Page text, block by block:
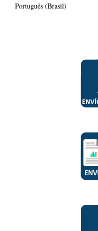
Português (Brasil)